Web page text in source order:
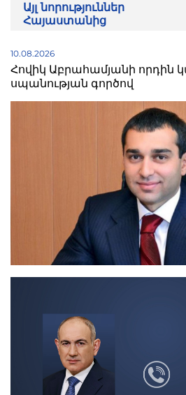
Այլ նորություններ
Հայաստանից
10.08.2026
Հովիկ Աբրահամյանի որդին
սպանության գործով